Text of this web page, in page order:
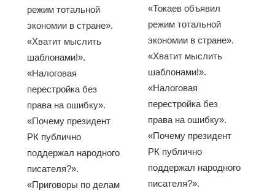
режим тотальной
экономии в стране».
«Хватит мыслить
шаблонами!».
«Налоговая
перестройка без
права на ошибку».
«Почему президент
РК публично
поддержал народного
писателя?».
«Приговоры по делам
«Токаев объявил
режим тотальной
экономии в стране».
«Хватит мыслить
шаблонами!».
«Налоговая
перестройка без
права на ошибку».
«Почему президент
РК публично
поддержал народного
писателя?».